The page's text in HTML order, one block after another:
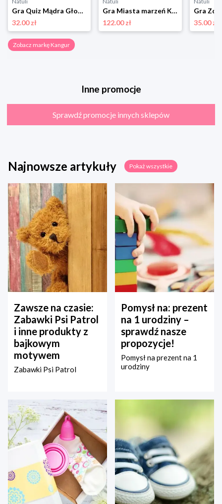
Gra Quiz Mądra Głowa Kangur
32.00 zł
Gra Miasta marzeń Kangur
122.00 zł
35.00 zł
Zobacz markę Kangur
Inne promocje
Sprawdź promocje innych sklepów
Najnowsze artykuły Pokaż wszystkie
Zawsze na czasie:
Zabawki Psi Patrol
i inne produkty z
bajkowym
motywem
Zabawki Psi Patrol
Pomysł na: prezent
na 1 urodziny –
sprawdź nasze
propozycje!
Pomysł na prezent na 1
urodziny